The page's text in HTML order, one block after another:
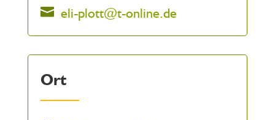
eli-plott@t-online.de
Ort